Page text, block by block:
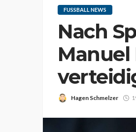
FUSSBALL NEWS
Nach
Manuel
Hagen Schmelzer